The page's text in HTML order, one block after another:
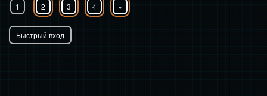
1 2 3 4 »